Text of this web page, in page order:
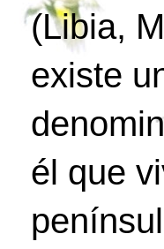
(Libia,
existe
él que